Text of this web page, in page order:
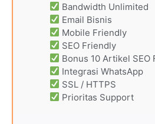
Bandwidth Unlimited
Email Bisnis
Mobile Friendly
SEO Friendly
Bonus 10 Artikel SEO
Integrasi WhatsApp
SSL / HTTPS
Prioritas Support